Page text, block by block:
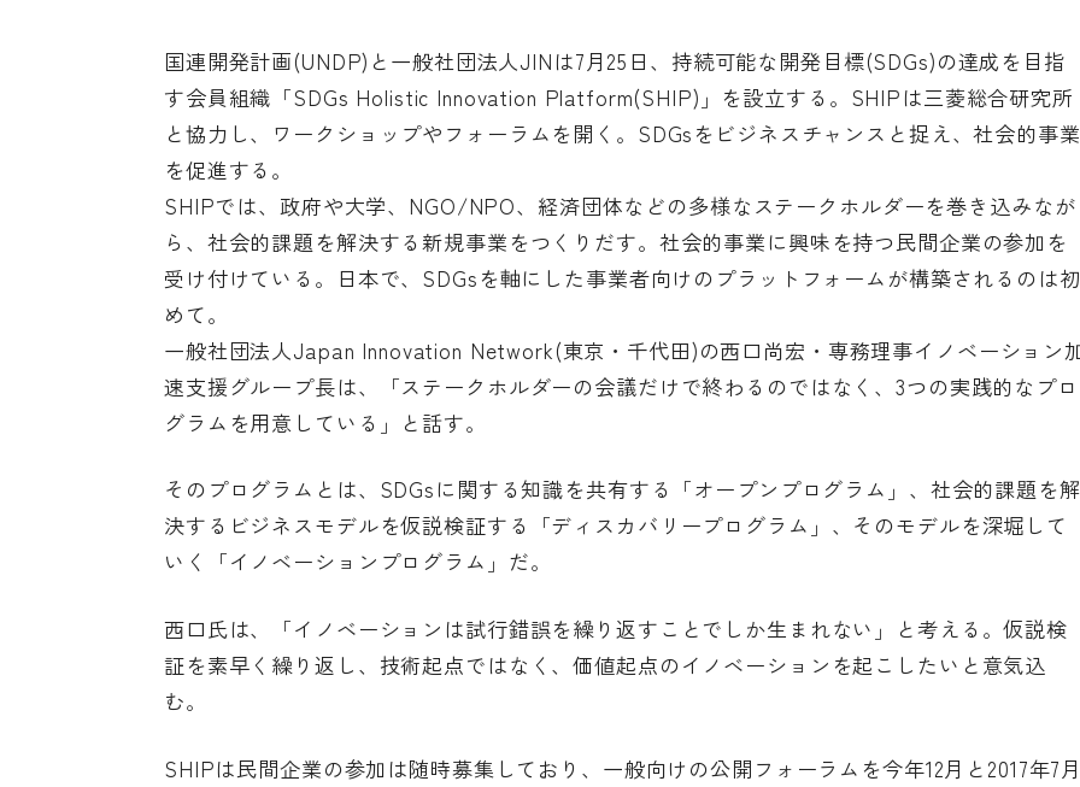
国連開発計画(UNDP)と一般社団法人JINは7月25日、持続可能な開発目標(SDGs)の達成を目指
す会員組織「SDGs Holistic Innovation Platform(SHIP)」を設立する。SHIPは三菱総合研究所
と協力し、ワークショップやフォーラムを開く。SDGsをビジネスチャンスと捉え、社会的事業
を促進する。
SHIPでは、政府や大学、NGO/NPO、経済団体などの多様なステークホルダーを巻き込みなが
ら、社会的課題を解決する新規事業をつくりだす。社会的事業に興味を持つ民間企業の参加を
受け付けている。日本で、SDGsを軸にした事業者向けのプラットフォームが構築されるのは初
めて。
一般社団法人Japan Innovation Network(東京・千代田)の西口尚宏・専務理事イノベーション
速支援グループ長は、「ステークホルダーの会議だけで終わるのではなく、3つの実践的なプロ
グラムを用意している」と話す。
そのプログラムとは、SDGsに関する知識を共有する「オープンプログラム」、社会的課題を解
決するビジネスモデルを仮説検証する「ディスカバリープログラム」、そのモデルを深堀して
いく「イノベーションプログラム」だ。
西口氏は、「イノベーションは試行錯誤を繰り返すことでしか生まれない」と考える。仮説検
証を素早く繰り返し、技術起点ではなく、価値起点のイノベーションを起こしたいと意気込
む。
SHIPは民間企業の参加は随時募集しており、一般向けの公開フォーラムを今年12月と2017年7